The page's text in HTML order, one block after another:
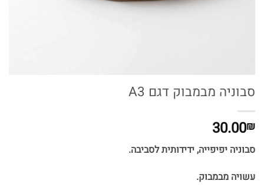
סבוניה מבמבוק דגם A3
30.00₪
סבוניה יפיפייה, ידידותית לסביבה.
עשויה מבמבוק.